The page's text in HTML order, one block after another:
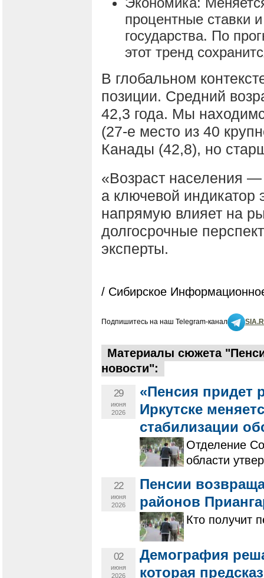
процентные ставки
государства. По
этот тренд
В глобальном
позиции. Средний
42,3 года. Мы
(27-е место из 40
Канады (42,8), но
«Возраст населения
а ключевой
напрямую влияет на
долгосрочные
эксперты.
/ Сибирское
Подпишитесь на наш Telegram-канал
Материалы сюжета
новости":
29
июня
2026
«Пенсия придет
Иркутске
стабилизации
Отделение
области
22
июня
2026
Пенсии
районов
Кто получит
02
июня
2026
Демография
которая